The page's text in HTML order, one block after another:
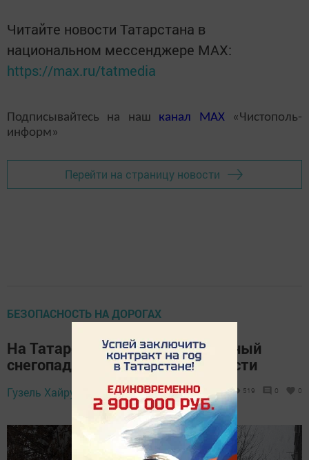
Читайте новости Татарстана в
национальном мессенджере MАХ:
https://max.ru/tatmedia
Подписывайтесь на наш канал MAX«Чистополь-
информ»
Перейти на страницу новости
БЕЗОПАСНОСТЬ НА ДОРОГАХ
На Татарстан надвигается сильный
снегопад с ухудшением видимости
Гузель Хайруллина, 26 января 2026 -
11:50
519 0 0